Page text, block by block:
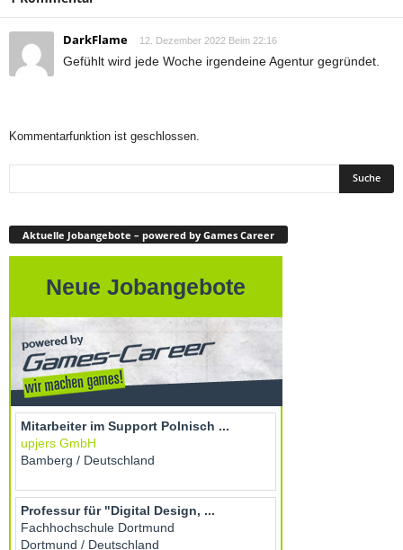
DarkFlame 12. Dezember 2022 Beim 22:16
Gefühlt wird jede Woche irgendeine Agentur gegründet.
Kommentarfunktion ist geschlossen.
Aktuelle Jobangebote – powered by Games Career